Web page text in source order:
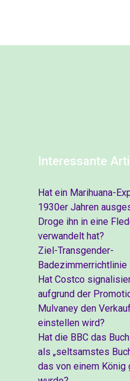
Interessante
Hat ein Marihuana-
1930er Jahren
Droge ihn in eine
verwandelt hat?
Ziel-Transgender-
Badezimmerrichtlinie
Hat Costco
aufgrund der
Mulvaney den
einstellen wird?
Hat die BBC das
als „seltsamstes
das von einem König